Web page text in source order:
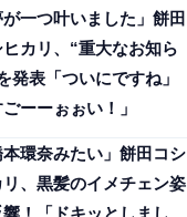
が一つ叶いました」餅田
ヒカリ、“重大なお知ら
発表「ついにですね」
ごーーぉぉい！」
本環奈みたい」餅田コシ
リ、黒髪のイメチェン姿
！「ドキッとしまし